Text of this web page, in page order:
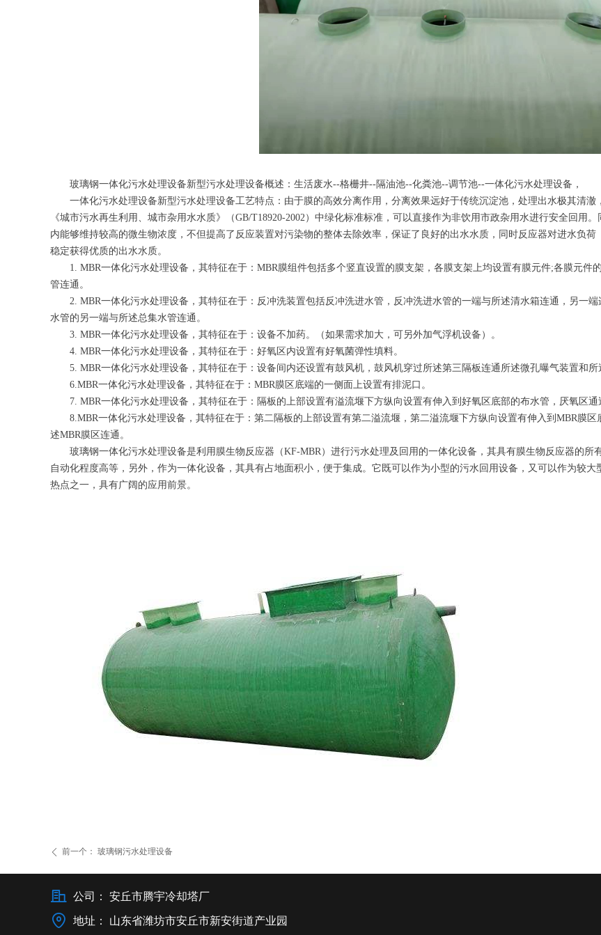
玻璃钢一体化污水处理设备新型污水处理设备概述：生活废水--格栅井--隔油池--化粪池--调节池--一体化污水处理设备，
一体化污水处理设备新型污水处理设备工艺特点：由于膜的高效分离作用，分离效果远好于传统沉淀池，处理出水极其清
《城市污水再生利用、城市杂用水水质》（GB/T18920-2002）中绿化标准标准，可以直接作为非饮用市政杂用水进行安全回用
内能够维持较高的微生物浓度，不但提高了反应装置对污染物的整体去除效率，保证了良好的出水水质，同时反应器对进水负
稳定获得优质的出水水质。
1. MBR一体化污水处理设备，其特征在于：MBR膜组件包括多个竖直设置的膜支架，各膜支架上均设置有膜元件;各膜元
管连通。
2. MBR一体化污水处理设备，其特征在于：反冲洗装置包括反冲洗进水管，反冲洗进水管的一端与所述清水箱连通，另一
水管的另一端与所述总集水管连通。
3. MBR一体化污水处理设备，其特征在于：设备不加药。（如果需求加大，可另外加气浮机设备）。
4. MBR一体化污水处理设备，其特征在于：好氧区内设置有好氧菌弹性填料。
5. MBR一体化污水处理设备，其特征在于：设备间内还设置有鼓风机，鼓风机穿过所述第三隔板连通所述微孔曝气装置和所
6.MBR一体化污水处理设备，其特征在于：MBR膜区底端的一侧面上设置有排泥口。
7. MBR一体化污水处理设备，其特征在于：隔板的上部设置有溢流堰下方纵向设置有伸入到好氧区底部的布水管，厌氧区
8.MBR一体化污水处理设备，其特征在于：第二隔板的上部设置有第二溢流堰，第二溢流堰下方纵向设置有伸入到MBR膜
述MBR膜区连通。
玻璃钢一体化污水处理设备是利用膜生物反应器（KF-MBR）进行污水处理及回用的一体化设备，其具有膜生物反应器的所
自动化程度高等，另外，作为一体化设备，其具有占地面积小，便于集成。它既可以作为小型的污水回用设备，又可以作为较
热点之一，具有广阔的应用前景。
ꄴ 前一个： 玻璃钢污水处理设备
公司： 安丘市腾宇冷却塔厂
地址： 山东省潍坊市安丘市新安街道产业园